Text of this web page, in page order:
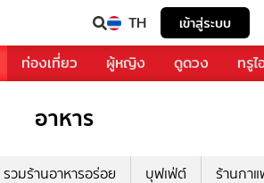
TH เข้าสู่ระบบ
ท่องเที่ยว ผู้หญิง ดูดวง ทรู
อาหาร
รวมร้านอาหารอร่อย บุฟเฟ่ต์ ร้านกา